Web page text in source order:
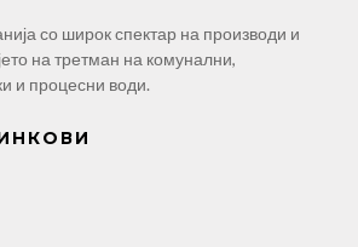
со широк спектар на производи и
на третман на комунални,
и процесни води.